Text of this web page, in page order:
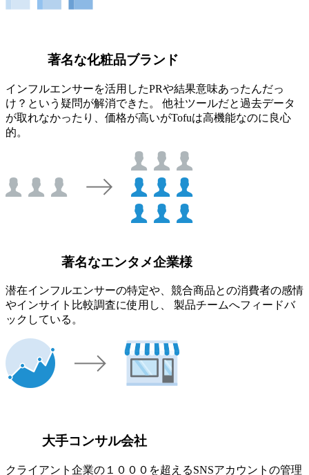
著名な化粧品ブランド
インフルエンサーを活用したPRや結果意味あったんだっ
け？という疑問が解消できた。 他社ツールだと過去データ
が取れなかったり、価格が高いがTofuは高機能なのに良心
的。
著名なエンタメ企業様
潜在インフルエンサーの特定や、競合商品との消費者の感情
やインサイト比較調査に使用し、 製品チームへフィードバ
ックしている。
大手コンサル会社
クライアント企業の１０００を超えるSNSアカウントの管理